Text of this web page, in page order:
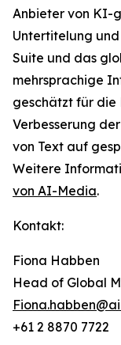
Anbieter von KI-
Untertitelung
Suite und das
mehrsprachige
geschätzt für die
Verbesserung
von Text auf
Weitere
von AI-Media.
Kontakt:
Fiona Habben
Head of Global
+61 2 8870 7722